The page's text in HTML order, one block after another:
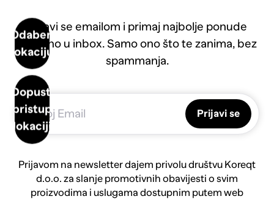
Odaberi
lokaciju
Dopusti
pristup
lokaciji
Prijavi se emailom i primaj najbolje ponude
direktno u inbox. Samo ono što te zanima, bez
spammanja.
Prijavi se
Prijavom na newsletter dajem privolu društvu Koreqt
d.o.o. za slanje promotivnih obavijesti o svim
proizvodima i uslugama dostupnim putem web